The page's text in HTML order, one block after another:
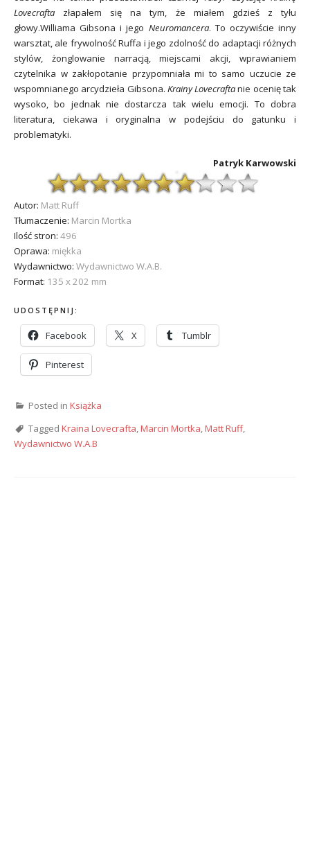
Lovecrafta złapałem się na tym, że miałem gdzieś z tyłu
głowy.Williama Gibsona i jego Neuromancera. To oczywiście inny
warsztat, ale frywolność Ruffa i jego zdolność do adaptacji różnych
stylów, żonglowanie narracją, miejscami akcji, wprawianiem
czytelnika w zakłopotanie przypomniała mi to samo uczucie ze
wspomnianego arcydzieła Gibsona. Krainy Lovecraftanie ocenię tak
wysoko, bo jednak nie dostarcza tak wielu emocji. To dobra
literatura, ciekawa i oryginalna w podejściu do gatunku i
problematyki.
Patryk Karwowski
Autor: Matt Ruff
Tłumaczenie: Marcin Mortka
Ilość stron: 496
Oprawa: miękka
Wydawnictwo: Wydawnictwo W.A.B.
Format: 135 x 202 mm
UDOSTĘPNIJ:
Facebook X Tumblr
Pinterest
Posted in Książka
Tagged Kraina Lovecrafta,Marcin Mortka,Matt Ruff,
Wydawnictwo W.A.B